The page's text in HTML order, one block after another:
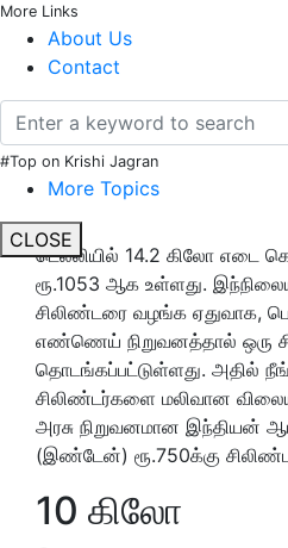
More Links
About Us
Contact
#Top on Krishi Jagran
More Topics
CLOSE
டெல்லியில் 14.2 கிலோ எடை
ரூ.1053 ஆக உள்ளது.
சிலிண்டரை வழங்க ஏதுவாக,
எண்ணெய் நிறுவனத்தால் ஒரு
தொடங்கப்பட்டுள்ளது. அதில்
சிலிண்டர்களை மலிவான
அரசு நிறுவனமான இந்தியன்
(இண்டேன்) ரூ.750க்கு
10 கிலோ